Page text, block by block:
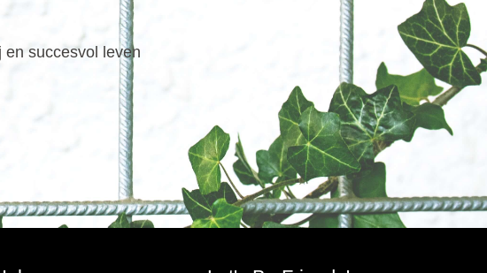
succesvol leven